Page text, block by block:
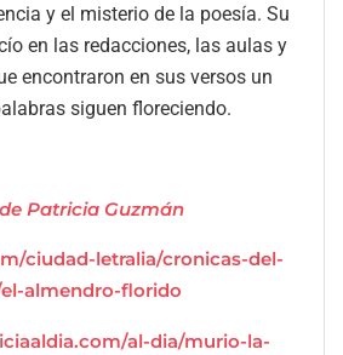
y el misterio de la poesía. Su
en las redacciones, las aulas y
encontraron en sus versos un
siguen floreciendo.
Patricia Guzmán
ciudad-letralia/cronicas-del-
el-almendro-florido
al-dia/murio-la-